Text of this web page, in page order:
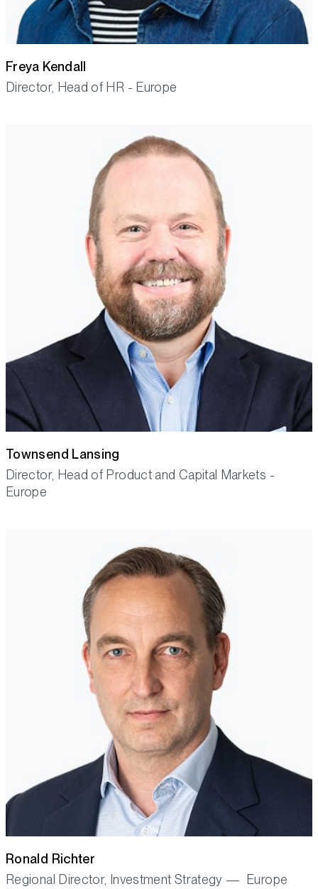
Freya Kendall
Director, Head of HR - Europe
Townsend Lansing
Director, Head of Product and Capital Markets -
Europe
Ronald Richter
Regional Director, Investment Strategy — Europe